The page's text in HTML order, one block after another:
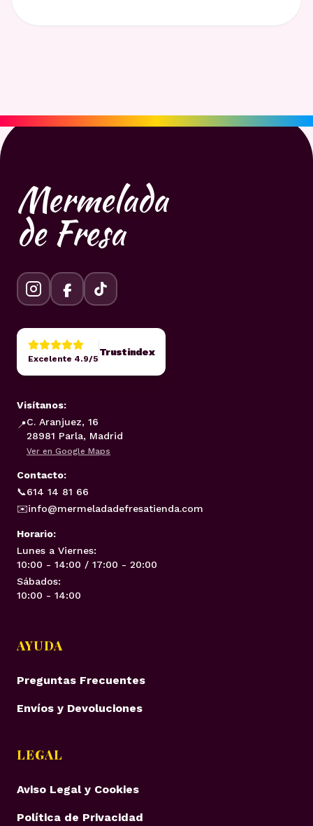
Mermelada
de Fresa
Excelente 4.9/5
Trustindex
Visítanos:
📍C. Aranjuez, 16
28981 Parla, Madrid
Ver en Google Maps
Contacto:
📞614 14 81 66
✉️info@mermeladadefresatienda.com
Horario:
Lunes a Viernes:
10:00 - 14:00 / 17:00 - 20:00
Sábados:
10:00 - 14:00
AYUDA
Preguntas Frecuentes
Envíos y Devoluciones
LEGAL
Aviso Legal y Cookies
Política de Privacidad